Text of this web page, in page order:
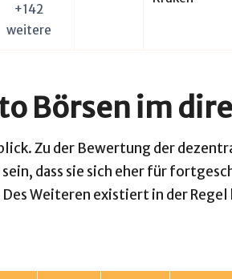
+142
weitere
Börsen im
Zu der Bewertung der
dass sie sich eher für
Des Weiteren existiert in der